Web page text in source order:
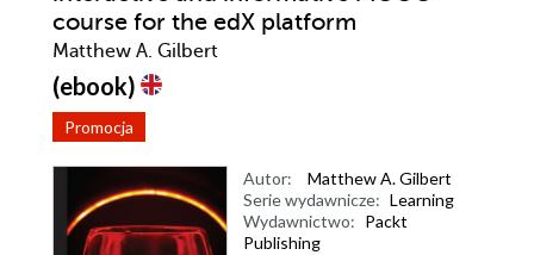
course for the edX platform
Matthew A. Gilbert
(ebook)
Promocja
Autor:
Matthew A. Gilbert
Serie wydawnicze: Learning
Wydawnictwo: Packt
Publishing